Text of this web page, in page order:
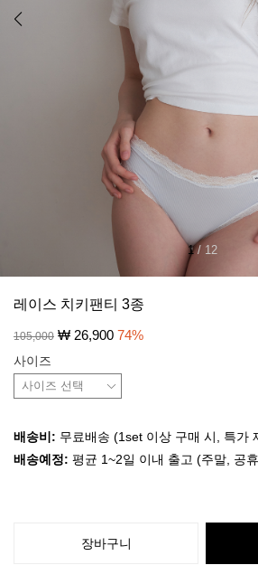
1/ 12
레이스 치키팬티 3종
105,000 ₩ 26,900 74%
사이즈
배송비: 무료배송 (1set 이상 구매 시, 특가
배송예정: 평균 1~2일 이내 출고 (주말, 공
장바구니